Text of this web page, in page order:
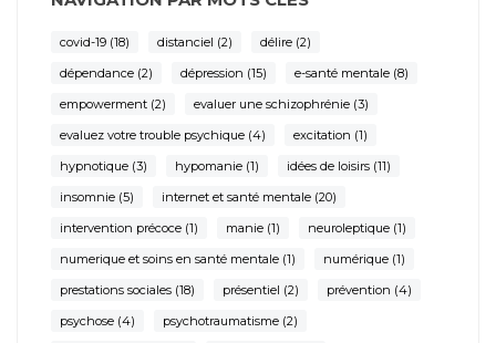
covid-19 (18) distanciel (2) délire (2)
dépendance (2) dépression (15) e-santé mentale (8)
empowerment (2) evaluer une schizophrénie (3)
evaluez votre trouble psychique (4) excitation (1)
hypnotique (3) hypomanie (1) idées de loisirs (11)
insomnie (5) internet et santé mentale (20)
intervention précoce (1) manie (1) neuroleptique (1)
numerique et soins en santé mentale (1) numérique (1)
prestations sociales (18) présentiel (2) prévention (4)
psychose (4) psychotraumatisme (2)